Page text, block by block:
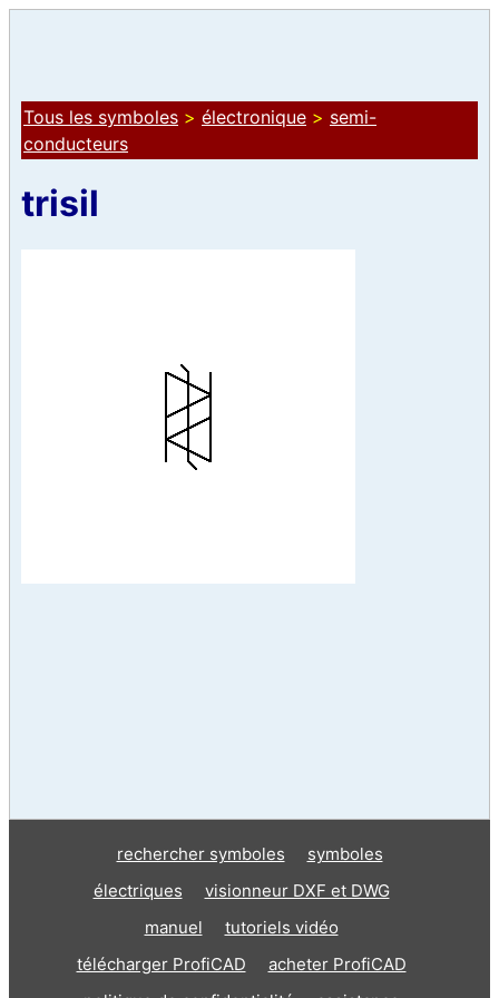
Tous les symboles > électronique > semi-
conducteurs
trisil
rechercher symboles
symboles
électriques
visionneur DXF et DWG
manuel
tutoriels vidéo
télécharger ProfiCAD
acheter ProfiCAD